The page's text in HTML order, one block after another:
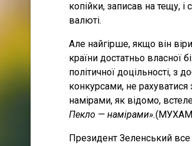
копійки, записав на тещу,
валюті.
Але найгірше, якщо він
країни достатньо власної
політичної доцільності, з
конкурсами, не
намірами, як відомо,
Пекло — намірами».
Президент Зеленський